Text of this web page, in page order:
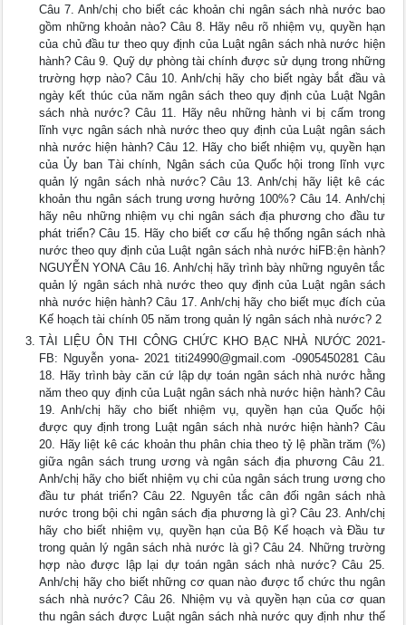
Câu 7. Anh/chị cho biết các khoản chi ngân sách nhà nước bao
gồm những khoản nào? Câu 8. Hãy nêu rõ nhiệm vụ, quyền hạn
của chủ đầu tư theo quy định của Luật ngân sách nhà nước hiện
hành? Câu 9. Quỹ dự phòng tài chính được sử dụng trong những
trường hợp nào? Câu 10. Anh/chị hãy cho biết ngày bắt đầu và
ngày kết thúc của năm ngân sách theo quy định của Luật Ngân
sách nhà nước? Câu 11. Hãy nêu những hành vi bị cấm trong
lĩnh vực ngân sách nhà nước theo quy định của Luật ngân sách
nhà nước hiện hành? Câu 12. Hãy cho biết nhiệm vụ, quyền hạn
của Ủy ban Tài chính, Ngân sách của Quốc hội trong lĩnh vực
quản lý ngân sách nhà nước? Câu 13. Anh/chị hãy liệt kê các
khoản thu ngân sách trung ương hưởng 100%? Câu 14. Anh/chị
hãy nêu những nhiệm vụ chi ngân sách địa phương cho đầu tư
phát triển? Câu 15. Hãy cho biết cơ cấu hệ thống ngân sách nhà
nước theo quy định của Luật ngân sách nhà nước hiFB:ện hành?
NGUYỄN YONA Câu 16. Anh/chị hãy trình bày những nguyên tắc
quản lý ngân sách nhà nước theo quy định của Luật ngân sách
nhà nước hiện hành? Câu 17. Anh/chị hãy cho biết mục đích của
Kế hoạch tài chính 05 năm trong quản lý ngân sách nhà nước? 2
TÀI LIỆU ÔN THI CÔNG CHỨC KHO BẠC NHÀ NƯỚC 2021-
FB: Nguyễn yona- 2021titi24990@gmail.com -0905450281 Câu
18. Hãy trình bày căn cứ lập dự toán ngân sách nhà nước hằng
năm theo quy định của Luật ngân sách nhà nước hiện hành? Câu
19. Anh/chị hãy cho biết nhiệm vụ, quyền hạn của Quốc hội
được quy định trong Luật ngân sách nhà nước hiện hành? Câu
20. Hãy liệt kê các khoản thu phân chia theo tỷ lệ phần trăm (%)
giữa ngân sách trung ương và ngân sách địa phương Câu 21.
Anh/chị hãy cho biết nhiệm vụ chi của ngân sách trung ương cho
đầu tư phát triển? Câu 22. Nguyên tắc cân đối ngân sách nhà
nước trong bội chi ngân sách địa phương là gì? Câu 23. Anh/chị
hãy cho biết nhiệm vụ, quyền hạn của Bộ Kế hoạch và Đầu tư
trong quản lý ngân sách nhà nước là gì? Câu 24. Những trường
hợp nào được lập lại dự toán ngân sách nhà nước? Câu 25.
Anh/chị hãy cho biết những cơ quan nào được tổ chức thu ngân
sách nhà nước? Câu 26. Nhiệm vụ và quyền hạn của cơ quan
thu ngân sách được Luật ngân sách nhà nước quy định như thế